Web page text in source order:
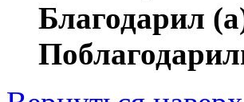
Благодарил